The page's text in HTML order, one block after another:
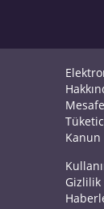
Kanun